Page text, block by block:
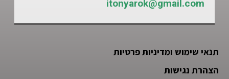
itonyarok@gmail.com
תנאי שימוש ומדיניות פרטיות
הצהרת נגישות